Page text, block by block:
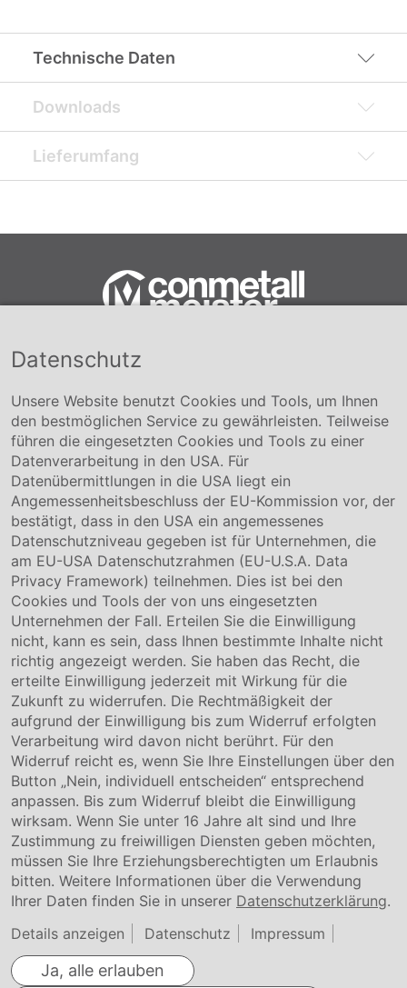
Technische Daten
Downloads
Lieferumfang
Conmetall Meister GmbH
+49 5141-180
info@conmetallmeister.de
www.conmetallmeister.de
Unternehmen
Über uns
Compliance
Hinweisgebersystem
Karriere
Service & Kontakt
Kontakt
Downloads
Garantiebedingungen
Zertifikate
Rechtliches
Impressum
AGB
Datenschutz
Cookie Einstellung
Datenschutz
Unsere Website benutzt Cookies und Tools, um Ihnen
den bestmöglichen Service zu gewährleisten. Teilweise
führen die eingesetzten Cookies und Tools zu einer
Datenverarbeitung in den USA. Für
Datenübermittlungen in die USA liegt ein
Angemessenheitsbeschluss der EU-Kommission vor, der
bestätigt, dass in den USA ein angemessenes
Datenschutzniveau gegeben ist für Unternehmen, die
am EU-USA Datenschutzrahmen (EU-U.S.A. Data
Privacy Framework) teilnehmen. Dies ist bei den
Cookies und Tools der von uns eingesetzten
Unternehmen der Fall. Erteilen Sie die Einwilligung
nicht, kann es sein, dass Ihnen bestimmte Inhalte nicht
richtig angezeigt werden. Sie haben das Recht, die
erteilte Einwilligung jederzeit mit Wirkung für die
Zukunft zu widerrufen. Die Rechtmäßigkeit der
aufgrund der Einwilligung bis zum Widerruf erfolgten
Verarbeitung wird davon nicht berührt. Für den
Widerruf reicht es, wenn Sie Ihre Einstellungen über den
Button „Nein, individuell entscheiden“ entsprechend
anpassen. Bis zum Widerruf bleibt die Einwilligung
wirksam. Wenn Sie unter 16 Jahre alt sind und Ihre
Zustimmung zu freiwilligen Diensten geben möchten,
müssen Sie Ihre Erziehungsberechtigten um Erlaubnis
bitten. Weitere Informationen über die Verwendung
Ihrer Daten finden Sie in unserer Datenschutzerklärung.
Details anzeigen
Datenschutz Impressum
Ja, alle erlauben